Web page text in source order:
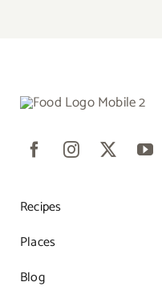
Recipes
Places
Blog